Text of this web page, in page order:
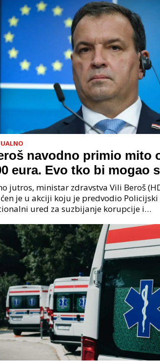
navodno primio mito
eura. Evo tko bi mogao
čelu zločinačkog
jutros, ministar zdravstva Vili Beroš
je u akciji koju je predvodio Policijski
ured za suzbijanje korupcije i
USKOK